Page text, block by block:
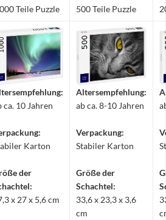
Teile Puzzle 500 Teile Puzzle
ca. 10 Jahren
Karton
der
x 27 x 5,6 cm
Altersempfehlung:
ab ca. 8-10 Jahren
Verpackung:
Stabiler Karton
Größe der
Schachtel:
33,6 x 23,3 x 3,6
cm